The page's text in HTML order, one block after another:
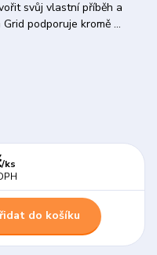
svůj vlastní příběh a
podporuje kromě ...
/ks
do košíku